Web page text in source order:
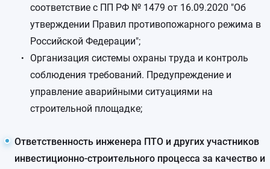
соответствие с ПП РФ № 1479 от 16.09.2020 "Об
утверждении Правил противопожарного режима в
Российской Федерации";
Организация системы охраны труда и контроль
соблюдения требований. Предупреждение и
управление аварийными ситуациями на
строительной площадке;
Ответственность инженера ПТО и других участников
инвестиционно-строительного процесса за качество и